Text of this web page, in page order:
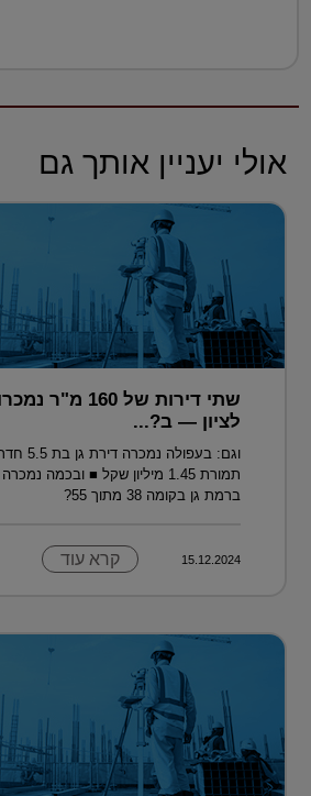
אולי יעניין אותך גם
שתי דירות של 160
לציון — ב?...
ברמת גן בקומה 38 מתוך 55?
15.12.2024 קרא עוד